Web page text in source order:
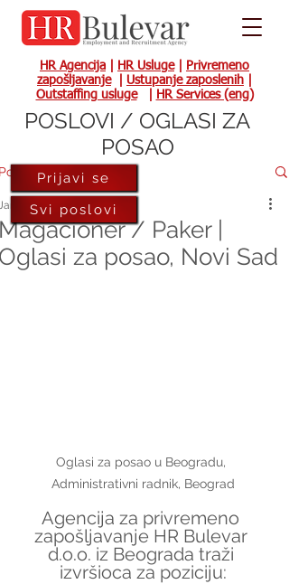
HR Agencija HR Usluge|
Privremeno
zapošljavanje| Ustupanje zaposlenih
Outstaffing usluge| HR Services (eng)
/ Paker |
za posao, Novi Sad
21, 2022
Oglasi za posao u Beogradu,
Administrativni radnik, Beograd
Agencija za privremeno
zapošljavanje HR Bulevar
d.o.o. iz Beograda traži
izvršioca za poziciju:
Prijavi se
Svi poslovi
POSLOVI / OGLASI ZA
POSAO